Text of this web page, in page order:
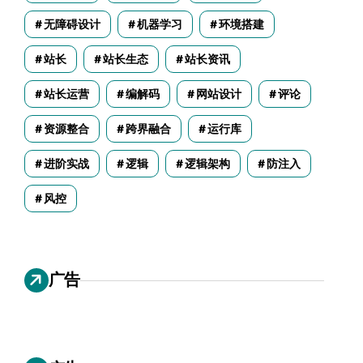
无障碍设计 机器学习 环境搭建
站长 站长生态 站长资讯
站长运营 编解码 网站设计 评论
资源整合 跨界融合 运行库
进阶实战 逻辑 逻辑架构 防注入
风控
广告